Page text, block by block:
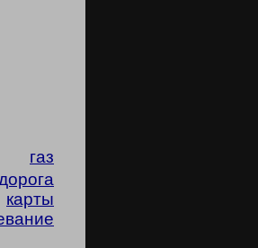
газ
карты